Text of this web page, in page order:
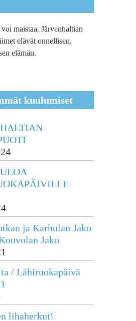
maistaa. Järvenhaltian
elävät onnellisen,
elämän.
kuulumiset
ja Karhulan Jako
Jako
/ Lähiruokapäivä
lihaherkut!